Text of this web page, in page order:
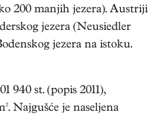
200 manjih jezera). Austriji
jezera (Neusiedler
jezera na istoku.
940 st. (popis 2011),
Najgušće je naseljena